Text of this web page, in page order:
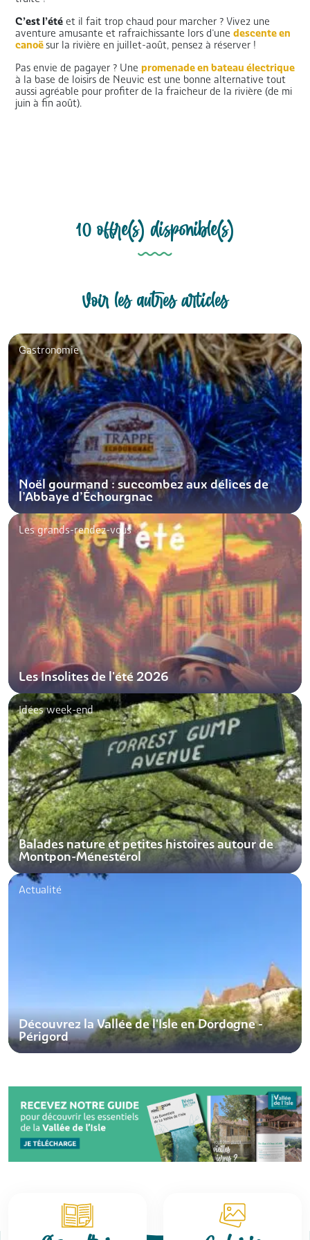
C’est l’été et il fait trop chaud pour marcher ? Vivez une
aventure amusante et rafraichissante lors d’une descente en
canoë sur la rivière en juillet-août, pensez à réserver !
Pas envie de pagayer ? Une promenade en bateau électrique
à la base de loisirs de Neuvic est une bonne alternative tout
aussi agréable pour profiter de la fraicheur de la rivière (de mi
juin à fin août).
10 offre(s) disponible(s)
Voir les autres articles
Gastronomie
Noël gourmand : succombez aux délices de
l’Abbaye d’Échourgnac
Les grands-rendez-vous
Les Insolites de l'été 2026
Idées week-end
Balades nature et petites histoires autour de
Montpon-Ménestérol
Actualité
Découvrez la Vallée de l'Isle en Dordogne -
Périgord